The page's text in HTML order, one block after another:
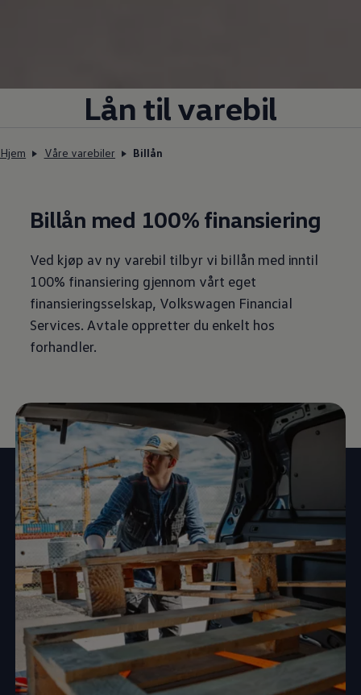
Lån tilvarebil
Hjem Våre varebiler Billån
Billån med 100% finansiering
Ved kjøp av ny varebil tilbyr vi billån med inntil
100% finansiering gjennom vårt eget
finansieringsselskap, Volkswagen Financial
Services. Avtale oppretter du enkelt hos
forhandler.